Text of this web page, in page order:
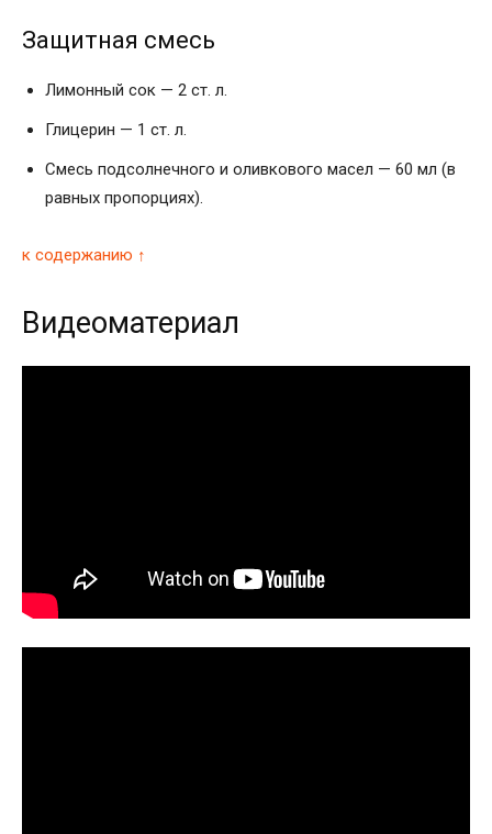
Защитная смесь
Лимонный сок — 2 ст. л.
Глицерин — 1 ст. л.
Смесь подсолнечного и оливкового масел — 60 мл (в
равных пропорциях).
к содержанию ↑
Видеоматериал